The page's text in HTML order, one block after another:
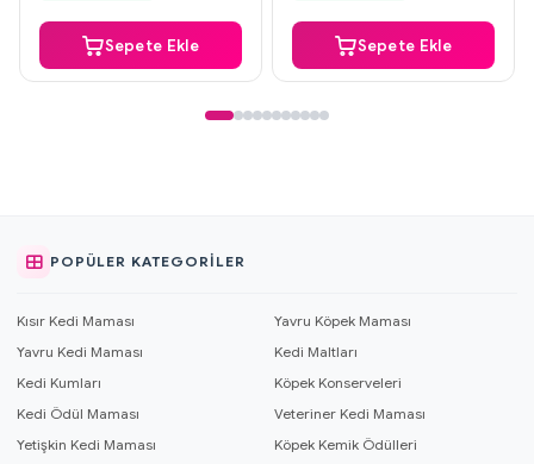
Sepete Ekle Sepete Ekle
POPÜLER KATEGORILER
Kısır Kedi Maması
Yavru Köpek Maması
Yavru Kedi Maması
Kedi Maltları
Kedi Kumları
Köpek Konserveleri
Kedi Ödül Maması
Veteriner Kedi Maması
Yetişkin Kedi Maması
Köpek Kemik Ödülleri